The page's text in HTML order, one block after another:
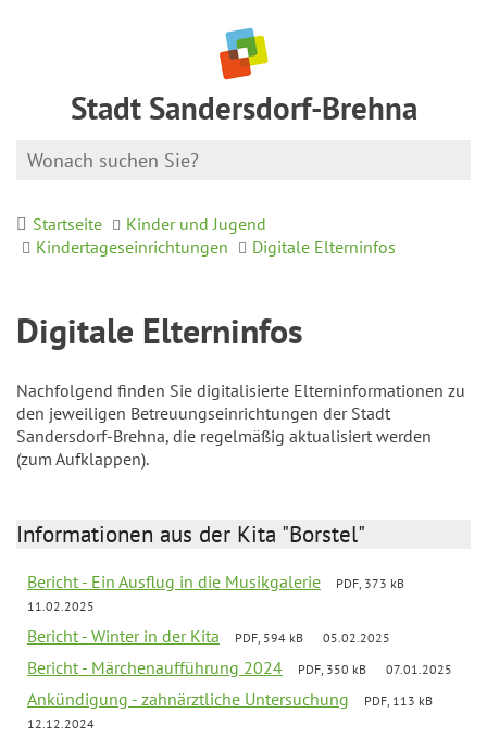
Stadt Sandersdorf-Brehna
Startseite
Kinder und Jugend
Kindertageseinrichtungen
Digitale Elterninfos
Digitale Elterninfos
Nachfolgend finden Sie digitalisierte Elterninformationen zu
den jeweiligen Betreuungseinrichtungen der Stadt
Sandersdorf-Brehna, die regelmäßig aktualisiert werden
(zum Aufklappen).
Informationen aus der Kita "Borstel"
Bericht - Ein Ausflug in die Musikgalerie
PDF, 373 kB
11.02.2025
Bericht - Winter in der Kita PDF, 594 kB 05.02.2025
Bericht - Märchenaufführung 2024 PDF, 350 kB 07.01.2025
Ankündigung - zahnärztliche Untersuchung
PDF, 113 kB
12.12.2024